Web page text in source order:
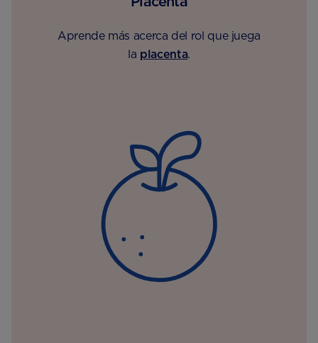
Aprende más acerca del rol que juega
la placenta.